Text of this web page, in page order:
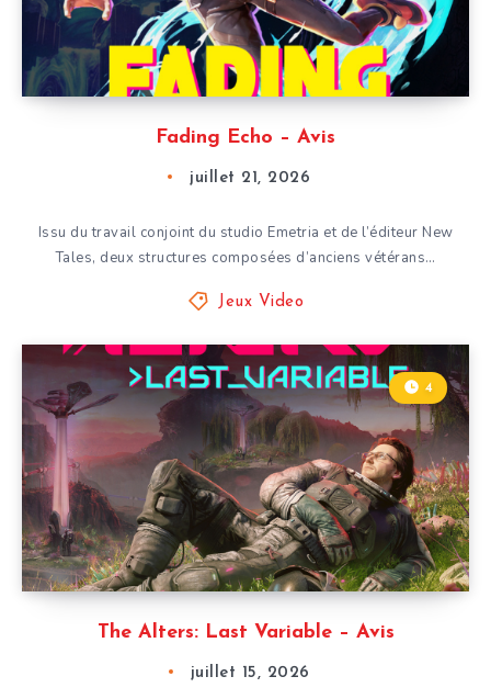
Fading Echo – Avis
juillet 21, 2026
Issu du travail conjoint du studio Emetria et de l’éditeur New
Tales, deux structures composées d’anciens vétérans…
Jeux Video
The Alters: Last Variable – Avis
4
juillet 15, 2026